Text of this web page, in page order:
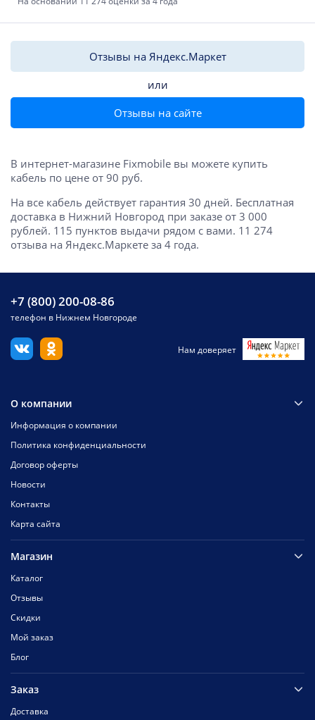
Отзывы на Яндекс.Маркет
или
Отзывы на сайте
В интернет-магазине Fixmobile вы можете купить
кабель по цене от 90 руб.
На все кабель действует гарантия 30 дней. Бесплатная
доставка в Нижний Новгород при заказе от 3 000
рублей. 115 пунктов выдачи рядом с вами. 11 274
отзыва на Яндекс.Маркете за 4 года.
+7 (800) 200-08-86
телефон в Нижнем Новгороде
Нам доверяет
О компании
Информация о компании
Политика конфиденциальности
Договор оферты
Новости
Контакты
Карта сайта
Магазин
Каталог
Отзывы
Скидки
Мой заказ
Блог
Заказ
Доставка